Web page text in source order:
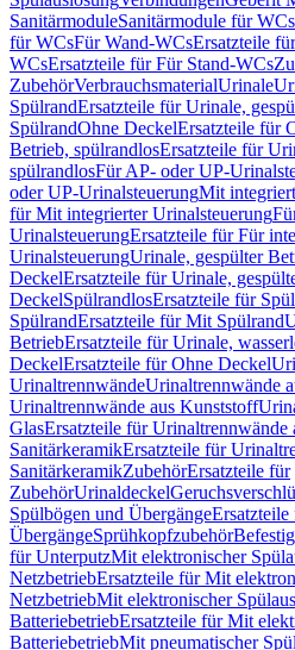
SanitärmoduleSanitärmodule für WCs
für WCsFür Wand-WCsErsatzteile
WCsErsatzteile für Für Stand-WCs
ZubehörVerbrauchsmaterialUrinale
SpülrandErsatzteile für Urinale,
SpülrandOhne DeckelErsatzteile für
Betrieb, spülrandlosErsatzteile für
spülrandlosFür AP- oder UP-
oder UP-UrinalsteuerungMit
für Mit integrierter Urinalsteuerung
UrinalsteuerungErsatzteile für Für
UrinalsteuerungUrinale, gespülter
DeckelErsatzteile für Urinale,
DeckelSpülrandlosErsatzteile für
SpülrandErsatzteile für Mit Spülrand
BetriebErsatzteile für Urinale,
DeckelErsatzteile für Ohne Deckel
UrinaltrennwändeUrinaltrennwände
Urinaltrennwände aus Kunststoff
GlasErsatzteile für Urinaltrennwände
SanitärkeramikErsatzteile für
SanitärkeramikZubehörErsatzteile für
ZubehörUrinaldeckel
Spülbögen und Übergänge
ÜbergängeSprühkopfzubehör
für UnterputzMit elektronischer
NetzbetriebErsatzteile für Mit
NetzbetriebMit elektronischer
BatteriebetriebErsatzteile für Mit
BatteriebetriebMit pneumatischer